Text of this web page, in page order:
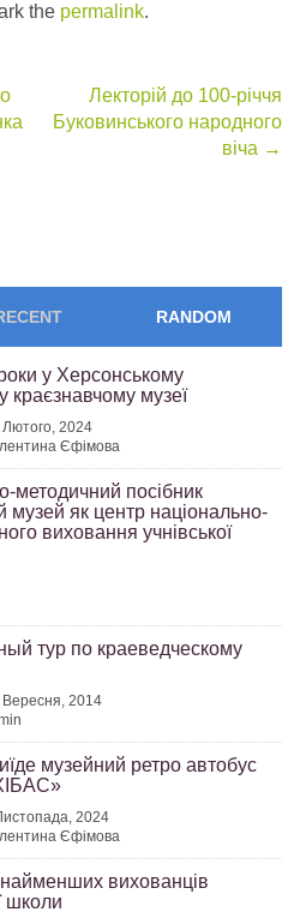
the permalink.
Лекторій до 100-річчя
Буковинського народного
віча →
RANDOM
у Херсонському
краєзнавчому музеї
2024
Єфімова
методичний посібник
музей як центр національно-
виховання учнівської
тур по краеведческому
Вересня, 2014
музейний ретро автобус
2024
Єфімова
вихованців
школи